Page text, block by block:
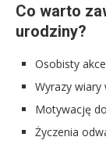
Co warto
urodziny?
Osobisty
Wyrazy
Motywację
Życzenia